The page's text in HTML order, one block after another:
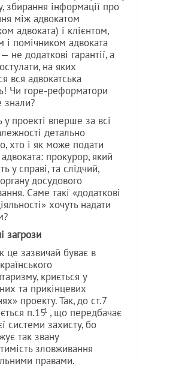
збирання інформації про
між адвокатом
адвоката) і клієнтом,
і помічником адвоката
не додаткові гарантії, а
на яких
вся адвокатська
Чи горе-реформатори
знали?
у проекті вперше за всі
детально
хто і як може подати
прокурор, який
у справі, та слідчий,
досудового
Саме такі «додаткові
хочуть надати
загрози
це зазвичай буває в
криється у
та прикінцевих
проекту. Так, до ст.7
п.151 , що передбачає
системи захисту, бо
так звану
зловживання
правами.